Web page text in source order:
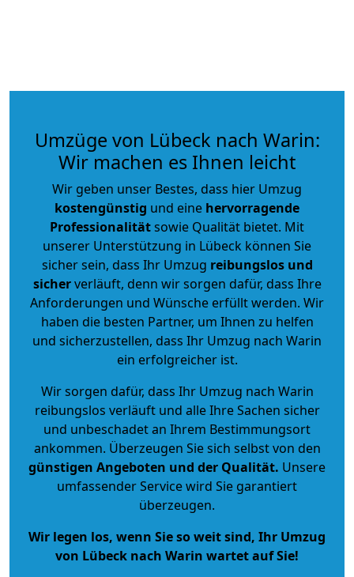
Umzüge von Lübeck nach Warin:
Wir machen es Ihnen leicht
Wir geben unser Bestes, dass hier Umzug
kostengünstig und eine hervorragende
Professionalitätsowie Qualität bietet. Mit
unserer Unterstützung in Lübeck können Sie
sicher sein, dass Ihr Umzug reibungslos und
sicherverläuft, denn wir sorgen dafür, dass Ihre
Anforderungen und Wünsche erfüllt werden. Wir
haben die besten Partner, um Ihnen zu helfen
und sicherzustellen, dass Ihr Umzug nach Warin
ein erfolgreicher ist.
Wir sorgen dafür, dass Ihr Umzug nach Warin
reibungslos verläuft und alle Ihre Sachen sicher
und unbeschadet an Ihrem Bestimmungsort
ankommen. Überzeugen Sie sich selbst von den
günstigen Angeboten und der Qualität. Unsere
umfassender Service wird Sie garantiert
überzeugen.
Wir legen los, wenn Sie so weit sind, Ihr Umzug
von Lübeck nach Warin wartet auf Sie!